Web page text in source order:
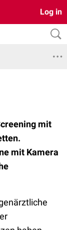
Log in
mit
mit Kamera